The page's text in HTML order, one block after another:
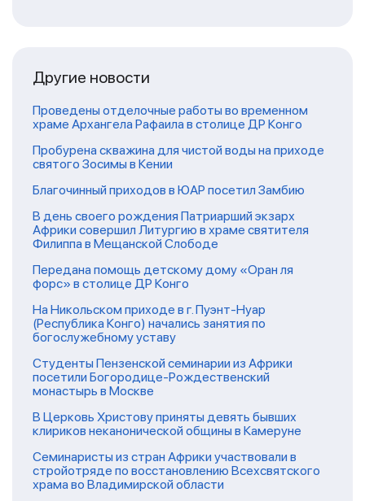
Другие новости
Проведены отделочные работы во временном
храме Архангела Рафаила в столице ДР Конго
Пробурена скважина для чистой воды на приходе
святого Зосимы в Кении
Благочинный приходов в ЮАР посетил Замбию
В день своего рождения Патриарший экзарх
Африки совершил Литургию в храме святителя
Филиппа в Мещанской Слободе
Передана помощь детскому дому «Оран ля
форс» в столице ДР Конго
На Никольском приходе в г. Пуэнт-Нуар
(Республика Конго) начались занятия по
богослужебному уставу
Студенты Пензенской семинарии из Африки
посетили Богородице-Рождественский
монастырь в Москве
В Церковь Христову приняты девять бывших
клириков неканонической общины в Камеруне
Семинаристы из стран Африки участвовали в
стройотряде по восстановлению Всехсвятского
храма во Владимирской области